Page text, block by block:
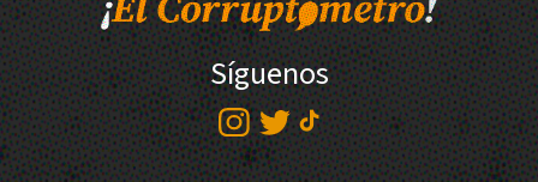
Síguenos